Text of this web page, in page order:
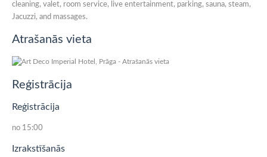
cleaning, valet, room service, live entertainment, parking, sauna, steam,
Jacuzzi, and massages.
Atrašanās vieta
Reģistrācija
Reģistrācija
no 15:00
Izrakstīšanās